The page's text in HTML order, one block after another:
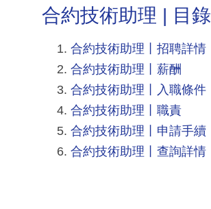
合約技術助理 | 目錄
合約技術助理丨招聘詳情
合約技術助理丨薪酬
合約技術助理丨入職條件
合約技術助理丨職責
合約技術助理丨申請手續
合約技術助理丨查詢詳情